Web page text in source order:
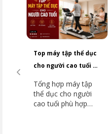
Top máy tập thể dục
cho người cao tuổi an
Tổng hợp máy tập
thể dục cho người
cao tuổi phù hợp